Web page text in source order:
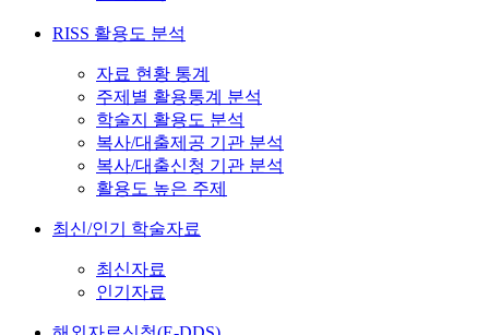
RISS 활용도 분석
자료 현황 통계
주제별 활용통계 분석
학술지 활용도 분석
복사/대출제공 기관 분석
복사/대출신청 기관 분석
활용도 높은 주제
최신/인기 학술자료
최신자료
인기자료